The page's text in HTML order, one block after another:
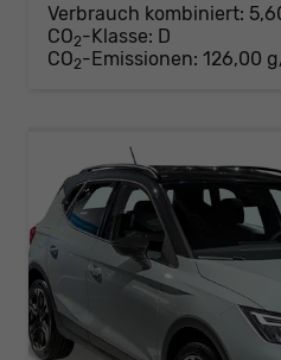
Verbrauch kombiniert:
CO2-Klasse: D
CO2-Emissionen: 126,00